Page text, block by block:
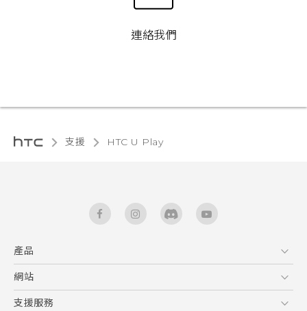
連絡我們
支援 HTC U Play‎
產品
5G
智能手機
網站
HTC Dev
支援服務